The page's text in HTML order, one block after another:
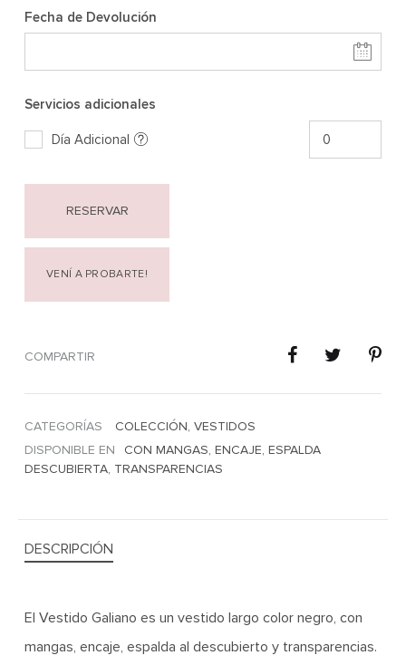
Fecha de Devolución
Servicios adicionales
Día Adicional
RESERVAR
VENÍ A PROBARTE!
COMPARTIR
CATEGORÍAS COLECCIÓN, VESTIDOS
DISPONIBLE EN
CON MANGAS, ENCAJE, ESPALDA
DESCUBIERTA, TRANSPARENCIAS
DESCRIPCIÓN
El Vestido Galiano es un vestido largo color negro, con
mangas, encaje, espalda al descubierto y transparencias.